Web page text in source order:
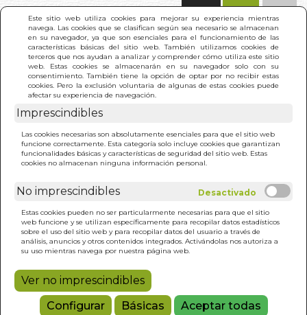
Este sitio web utiliza cookies para mejorar su experiencia mientras
navega. Las cookies que se clasifican según sea necesario se almacenan
en su navegador, ya que son esenciales para el funcionamiento de las
características básicas del sitio web. También utilizamos cookies de
terceros que nos ayudan a analizar y comprender cómo utiliza este sitio
web. Estas cookies se almacenarán en su navegador solo con su
consentimiento. También tiene la opción de optar por no recibir estas
cookies. Pero la exclusión voluntaria de algunas de estas cookies puede
afectar su experiencia de navegación.
Imprescindibles
Las cookies necesarias son absolutamente esenciales para que el sitio web
funcione correctamente. Esta categoría solo incluye cookies que garantizan
funcionalidades básicas y características de seguridad del sitio web. Estas
cookies no almacenan ninguna información personal.
No imprescindibles
Estas cookies pueden no ser particularmente necesarias para que el sitio
web funcione y se utilizan específicamente para recopilar datos estadísticos
sobre el uso del sitio web y para recopilar datos del usuario a través de
análisis, anuncios y otros contenidos integrados. Activándolas nos autoriza a
su uso mientras navega por nuestra página web.
Ver no imprescindibles
Configurar
Básicas Aceptar todas
INICIO > NUNCA FUIMOS ALIADOS